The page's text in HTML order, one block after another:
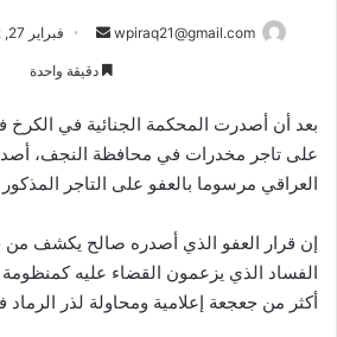
wpiraq21@gmail.com
أرسل فبراير 27, 2022
دقيقة واحدة
بعد أن أصدرت المحكمة الجنائية في الكرخ
على تاجر مخدرات في محافظة النجف،
العراقي مرسوما بالعفو على التاجر
إن قرار العفو الذي أصدره صالح يكشف من
الفساد الذي يزعمون القضاء عليه
أكثر من جعجعة إعلامية ومحاولة لذر الرماد